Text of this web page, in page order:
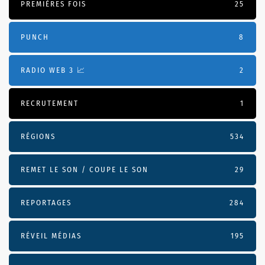
PREMIÈRES FOIS 25
PUNCH 8
RADIO WEB 3 📈 2
RECRUTEMENT 1
RÉGIONS 534
REMET LE SON / COUPE LE SON 29
REPORTAGES 284
RÉVEIL MÉDIAS 195